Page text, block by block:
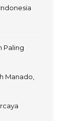
Paling
Manado,